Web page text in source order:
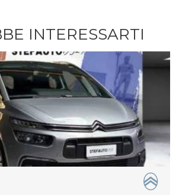
INTERESSARTI